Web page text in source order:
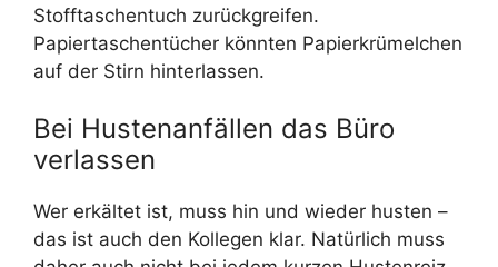
Stofftaschentuch zurückgreifen.
Papiertaschentücher könnten Papierkrümelchen
auf der Stirn hinterlassen.
Bei Hustenanfällen das Büro
verlassen
Wer erkältet ist, muss hin und wieder husten –
das ist auch den Kollegen klar. Natürlich muss